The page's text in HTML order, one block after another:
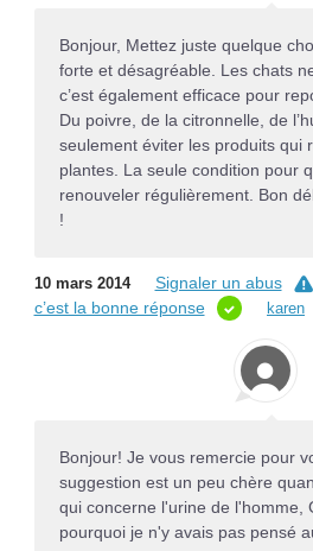
Bonjour, Mettez juste quelque
forte et désagréable. Les chats
c’est également efficace pour
Du poivre, de la citronnelle, de
seulement éviter les produits qui
plantes. La seule condition pour
renouveler régulièrement. Bon
!
10 mars 2014
Signaler un abus
c’est la bonne réponse
karen
Bonjour! Je vous remercie pour
suggestion est un peu chère
qui concerne l'urine de l'homme,
pourquoi je n'y avais pas pensé